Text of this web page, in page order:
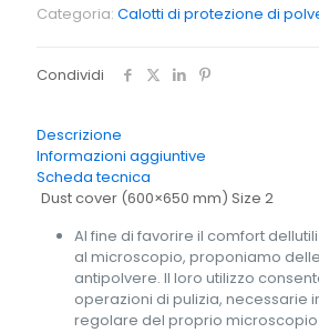
antipolvere
KERN
A1388
quantità
Categoria: Calotti di protezione di
Condividi
Descrizione
Informazioni aggiuntive
Scheda tecnica
Dust cover (600×650 mm) Size 2
Al fine di favorire il comfort
al microscopio, proponiamo
antipolvere. Il loro utilizzo
operazioni di pulizia, necessarie
regolare del proprio microscopio.